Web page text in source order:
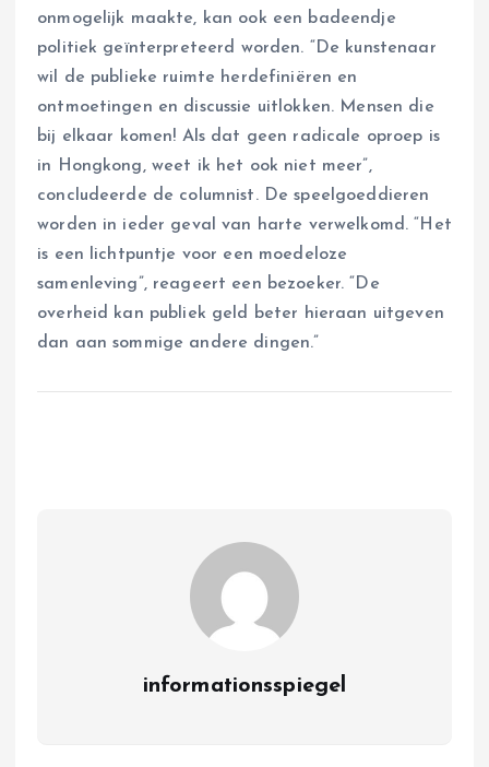
onmogelijk maakte, kan ook een badeendje
politiek geïnterpreteerd worden. “De kunstenaar
wil de publieke ruimte herdefiniëren en
ontmoetingen en discussie uitlokken. Mensen die
bij elkaar komen! Als dat geen radicale oproep is
in Hongkong, weet ik het ook niet meer”,
concludeerde de columnist. De speelgoeddieren
worden in ieder geval van harte verwelkomd. “Het
is een lichtpuntje voor een moedeloze
samenleving”, reageert een bezoeker. “De
overheid kan publiek geld beter hieraan uitgeven
dan aan sommige andere dingen.”
informationsspiegel